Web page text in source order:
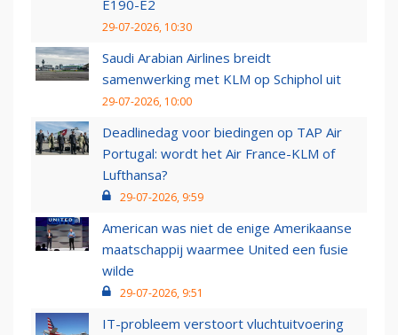
E190-E2
29-07-2026, 10:30
Saudi Arabian Airlines breidt
samenwerking met KLM op Schiphol uit
29-07-2026, 10:00
Deadlinedag voor biedingen op TAP Air
Portugal: wordt het Air France-KLM of
Lufthansa?
29-07-2026, 9:59
American was niet de enige Amerikaanse
maatschappij waarmee United een fusie
wilde
29-07-2026, 9:51
IT-probleem verstoort vluchtuitvoering